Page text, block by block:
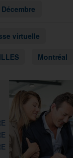
Décembre
virtuelle
Montréal